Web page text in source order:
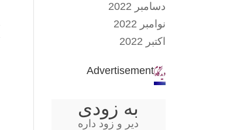
دسامبر 2022
نوامبر 2022
اکتبر 2022
Advertisement
به زودی
دیر و زود داره